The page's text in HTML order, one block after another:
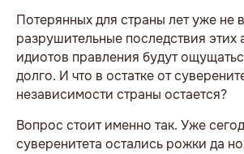
Потерянных для страны лет уже не
разрушительные последствия этих
идиотов правления будут
долго. И что в остатке от
независимости страны остается?
Вопрос стоит именно так. Уже
суверенитета остались рожки да